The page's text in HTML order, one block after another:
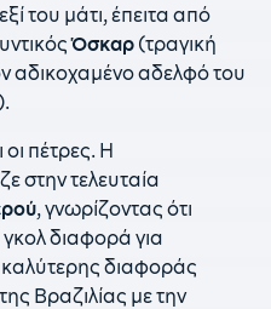
του μάτι, έπειτα από
Όσκαρ (τραγική
αδικοχαμένο αδελφό του
οι πέτρες. Η
στην τελευταία
, γνωρίζοντας ότι
διαφορά για
καλύτερης διαφοράς
Βραζιλίας με την